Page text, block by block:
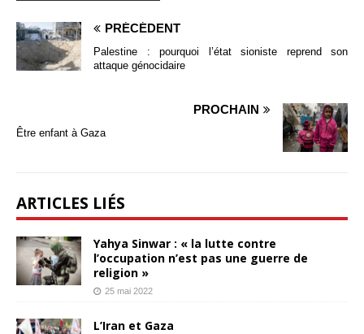
PRÉCÉDENT
Palestine : pourquoi l’état sioniste reprend son
attaque génocidaire
PROCHAIN
Être enfant à Gaza
ARTICLES LIÉS
Yahya Sinwar : « la lutte contre
l’occupation n’est pas une guerre de
religion »
25 mai 2022
L’Iran et Gaza